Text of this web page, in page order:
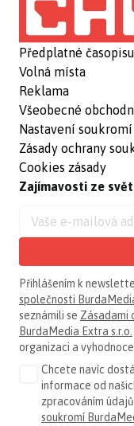
Předplatné
Volná místa
Reklama
Všeobecné
Nastavení soukromí
Zásady ochrany
Cookies zásady
Zajímavosti ze
Přihlášením k
společnosti
seznámili se Zásadami
BurdaMedia Extra s.r.o.
organizaci a
Chcete navíc
informace od
zpracováním
soukromí